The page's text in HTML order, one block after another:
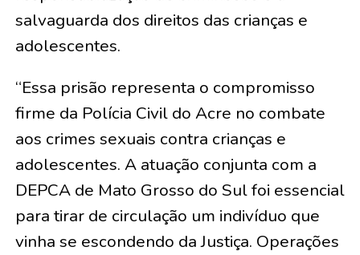
salvaguarda dos direitos das crianças e
adolescentes.
“Essa prisão representa o compromisso
firme da Polícia Civil do Acre no combate
aos crimes sexuais contra crianças e
adolescentes. A atuação conjunta com a
DEPCA de Mato Grosso do Sul foi essencial
para tirar de circulação um indivíduo que
vinha se escondendo da Justiça. Operações